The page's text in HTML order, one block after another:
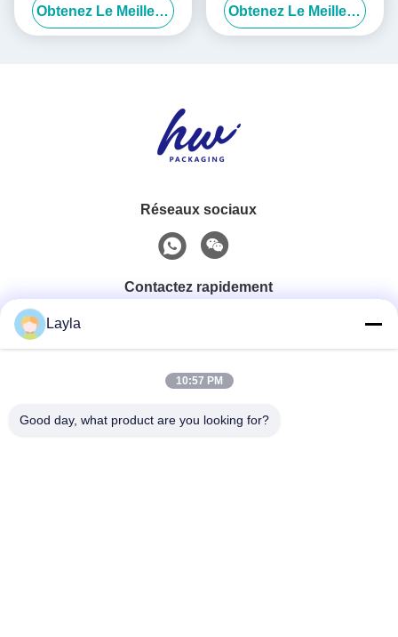
shopping Logo Personnalisé
Obtenez Le Meilleur Prix Obtenez Le Meilleur Prix
Réseaux sociaux
Contactez rapidement
0086-18688885859
Email
Layla
10:57 PM
Good day, what product are you looking for?